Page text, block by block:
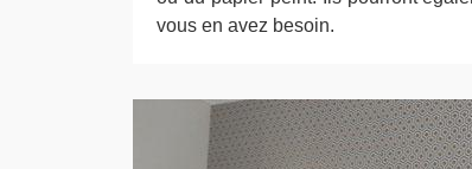
vous en avez besoin.